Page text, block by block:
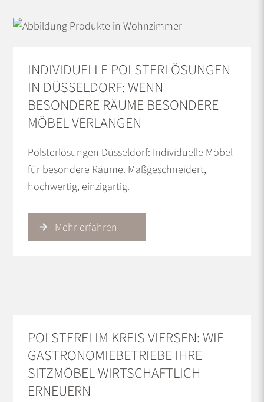
INDIVIDUELLE POLSTERLÖSUNGEN
IN DÜSSELDORF: WENN
BESONDERE RÄUME BESONDERE
MÖBEL VERLANGEN
Polsterlösungen Düsseldorf: Individuelle Möbel
für besondere Räume. Maßgeschneidert,
hochwertig, einzigartig.
Mehr erfahren
POLSTEREI IM KREIS VIERSEN: WIE
GASTRONOMIEBETRIEBE IHRE
SITZMÖBEL WIRTSCHAFTLICH
ERNEUERN